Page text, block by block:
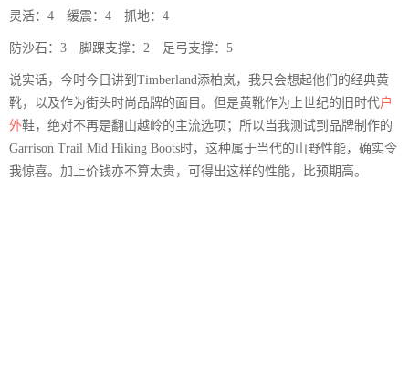
灵活：4 缓震：4 抓地：4
防沙石：3 脚踝支撑：2 足弓支撑：5
说实话，今时今日讲到Timberland添柏岚，我只会想起他们的经典黄
靴，以及作为街头时尚品牌的面目。但是黄靴作为上世纪的旧时代户
外鞋，绝对不再是翻山越岭的主流选项；所以当我测试到品牌制作的
Garrison Trail Mid Hiking Boots时，这种属于当代的山野性能，确实令
我惊喜。加上价钱亦不算太贵，可得出这样的性能，比预期高。